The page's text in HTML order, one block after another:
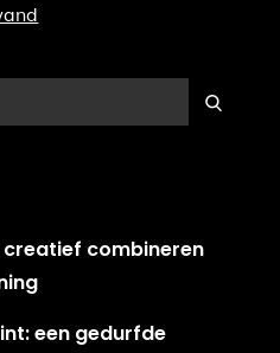
Search
combineren
een gedurfde